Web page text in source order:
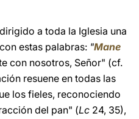
a toda la Iglesia una
estas palabras: "Mane
con nosotros, Señor" (cf.
resuene en todas las
los fieles, reconociendo
del pan" (Lc 24, 35),